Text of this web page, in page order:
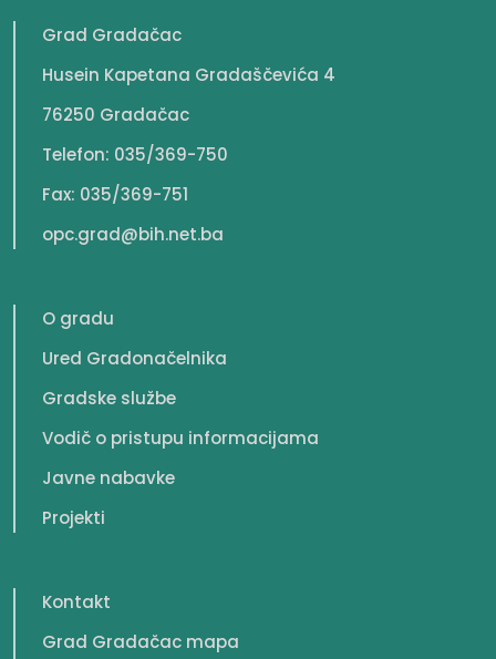
Grad Gradačac
Husein Kapetana Gradaščevića 4
76250 Gradačac
Telefon: 035/369-750
Fax: 035/369-751
opc.grad@bih.net.ba
O gradu
Ured Gradonačelnika
Gradske službe
Vodič o pristupu informacijama
Javne nabavke
Projekti
Kontakt
Grad Gradačac mapa